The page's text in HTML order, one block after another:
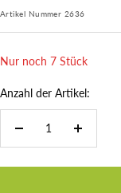
Artikel Nummer 2636
Nur noch 7 Stück
Anzahl der Artikel:
Reduzieren
Menge